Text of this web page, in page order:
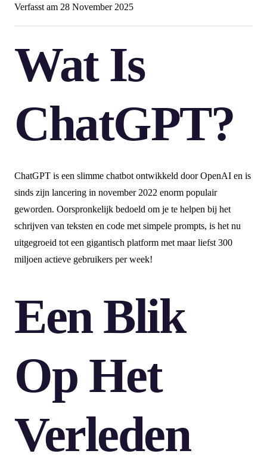
Verfasst am 28 November 2025
Wat Is
ChatGPT?
ChatGPT is een slimme chatbot ontwikkeld door OpenAI en is
sinds zijn lancering in november 2022 enorm populair
geworden. Oorspronkelijk bedoeld om je te helpen bij het
schrijven van teksten en code met simpele prompts, is het nu
uitgegroeid tot een gigantisch platform met maar liefst 300
miljoen actieve gebruikers per week!
Een Blik
Op Het
Verleden